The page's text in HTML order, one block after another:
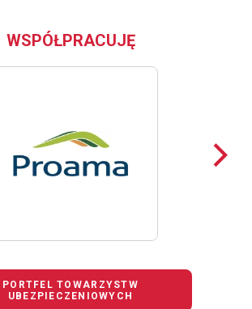
WSPÓŁPRACUJĘ
loga
PORTFEL TOWARZYSTW
UBEZPIECZENIOWYCH